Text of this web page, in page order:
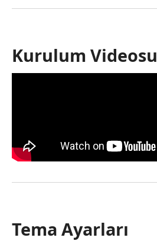
Kurulum Videosu
Tema Ayarları